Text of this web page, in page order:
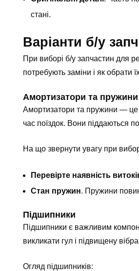
стані.
Варіанти б/у
При виборі б/у запчастин для
потребують заміни і як обрати
Амортизатори та пружини
Амортизатори та пружини — це
час поїздок. Вони піддаються
На що звернути увагу при
Перевірте наявність
Стан пружин. Пружини
Підшипники
Підшипники є важливим
викликати гул і підвищену
Огляд підшипників: